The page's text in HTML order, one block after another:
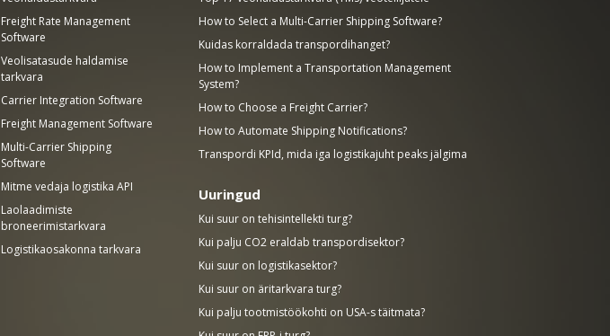
Freight Rate Management
Software
Veolisatasude haldamise
tarkvara
Carrier Integration Software
Freight Management Software
Multi-Carrier Shipping
Software
Mitme vedaja logistika API
Laolaadimiste
broneerimistarkvara
Logistikaosakonna tarkvara
How to Select a Multi-Carrier Shipping Software?
Kuidas korraldada transpordihanget?
How to Implement a Transportation Management
System?
How to Choose a Freight Carrier?
How to Automate Shipping Notifications?
Transpordi KPId, mida iga logistikajuht peaks jälgima
Uuringud
Kui suur on tehisintellekti turg?
Kui palju CO2 eraldab transpordisektor?
Kui suur on logistikasektor?
Kui suur on äritarkvara turg?
Kui palju tootmistöökohti on USA-s täitmata?